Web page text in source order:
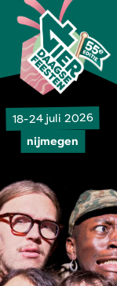
18-24 juli 2026
nijmegen